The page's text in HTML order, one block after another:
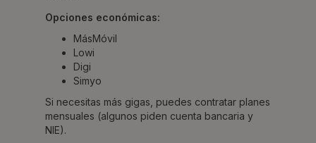
Opciones económicas:
MásMóvil
Lowi
Digi
Simyo
Si necesitas más gigas, puedes contratar planes
mensuales (algunos piden cuenta bancaria y
NIE).